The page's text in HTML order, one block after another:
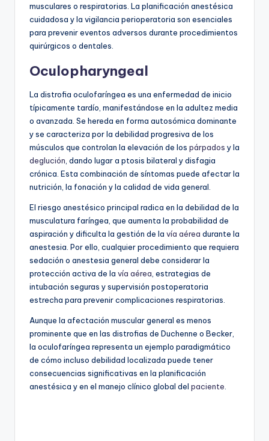
musculares o respiratorias. La planificación anestésica
cuidadosa y la vigilancia perioperatoria son esenciales
para prevenir eventos adversos durante procedimientos
quirúrgicos o dentales.
Oculopharyngeal
La distrofia oculofaríngea es una enfermedad de inicio
típicamente tardío, manifestándose en la adultez media
o avanzada. Se hereda en forma autosómica dominante
y se caracteriza por la debilidad progresiva de los
músculos que controlan la elevación de los párpados y la
deglución , dando lugar a ptosis bilateral y disfagia
crónica. Esta combinación de síntomas puede afectar la
nutrición, la fonación y la calidad de vida general.
El riesgo anestésico principal radica en la debilidad de la
musculatura faríngea, que aumenta la probabilidad de
aspiración y dificulta la gestión de la vía aérea durante la
anestesia. Por ello, cualquier procedimiento que requiera
sedación o anestesia general debe considerar la
protección activa de la vía aérea , estrategias de
intubación seguras y supervisión postoperatoria
estrecha para prevenir complicaciones respiratorias.
Aunque la afectación muscular general es menos
prominente que en las distrofias de Duchenne o Becker,
la oculofaríngea representa un ejemplo paradigmático
de cómo incluso debilidad localizada puede tener
consecuencias significativas en la planificación
anestésica y en el manejo clínico global del paciente